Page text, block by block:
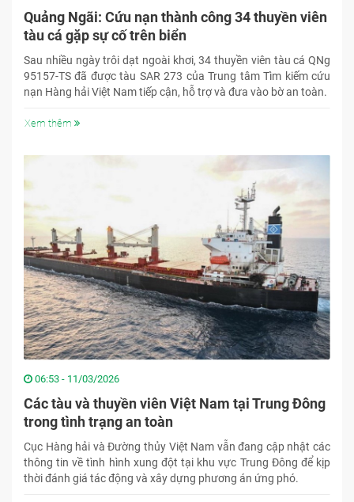
Quảng Ngãi: Cứu nạn thành công 34 thuyền viên
tàu cá gặp sự cố trên biển
Sau nhiều ngày trôi dạt ngoài khơi, 34 thuyền viên tàu cá QNg
95157-TS đã được tàu SAR 273 của Trung tâm Tìm kiếm cứu
nạn Hàng hải Việt Nam tiếp cận, hỗ trợ và đưa vào bờ an toàn.
Xem thêm
06:53 - 11/03/2026
Các tàu và thuyền viên Việt Nam tại Trung Đông
trong tình trạng an toàn
Cục Hàng hải và Đường thủy Việt Nam vẫn đang cập nhật các
thông tin về tình hình xung đột tại khu vực Trung Đông để kịp
thời đánh giá tác động và xây dựng phương án ứng phó.